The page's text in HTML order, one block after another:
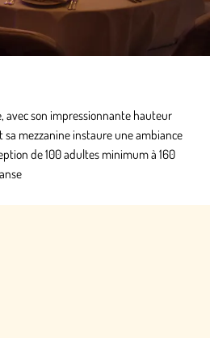
avec son impressionnante hauteur
sa mezzanine instaure une ambiance
de 100 adultes minimum à 160